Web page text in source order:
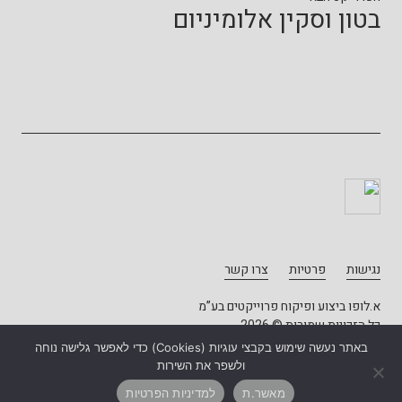
בטון וסקין אלומיניום
נגישות פרטיות
צרו קשר
א.לופו ביצוע ופיקוח פרוייקטים בע”מ
כל הזכויות שמורות © 2026
פיתוח: אטי הדר
באתר נעשה שימוש בקבצי עוגיות (Cookies) כדי לאפשר גלישה נוחה
ולשפר את השירות
מאשר.ת
למדיניות הפרטיות